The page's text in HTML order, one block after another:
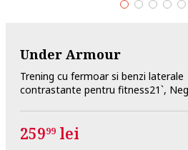
Under Armour
Trening cu fermoar si benzi laterale
contrastante pentru fitness21`,
25999 lei